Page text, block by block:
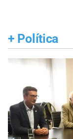
+ Política